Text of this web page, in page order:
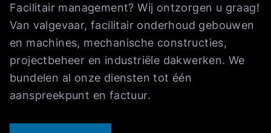
Facilitair management? Wij ontzorgen u graag!
Van valgevaar, facilitair onderhoud gebouwen
en machines, mechanische constructies,
projectbeheer en industriële dakwerken. We
bundelen al onze diensten tot één
aanspreekpunt en factuur.